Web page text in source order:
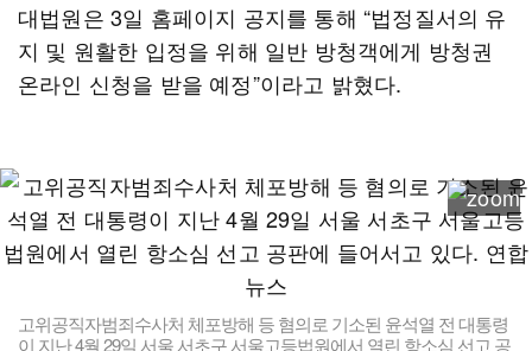
대법원은 3일 홈페이지 공지를 통해 “법정질서의 유
지 및 원활한 입정을 위해 일반 방청객에게 방청권
온라인 신청을 받을 예정”이라고 밝혔다.
고위공직자범죄수사처 체포방해 등 혐의로 기소된 윤석열 전 대통령
이 지난 4월 29일 서울 서초구 서울고등법원에서 열린 항소심 선고 공